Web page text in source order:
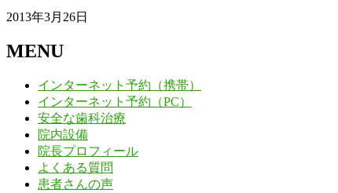
2013年3月26日
MENU
インターネット予約（携帯）
インターネット予約（PC）
安全な歯科治療
院内設備
院長プロフィール
よくある質問
患者さんの声